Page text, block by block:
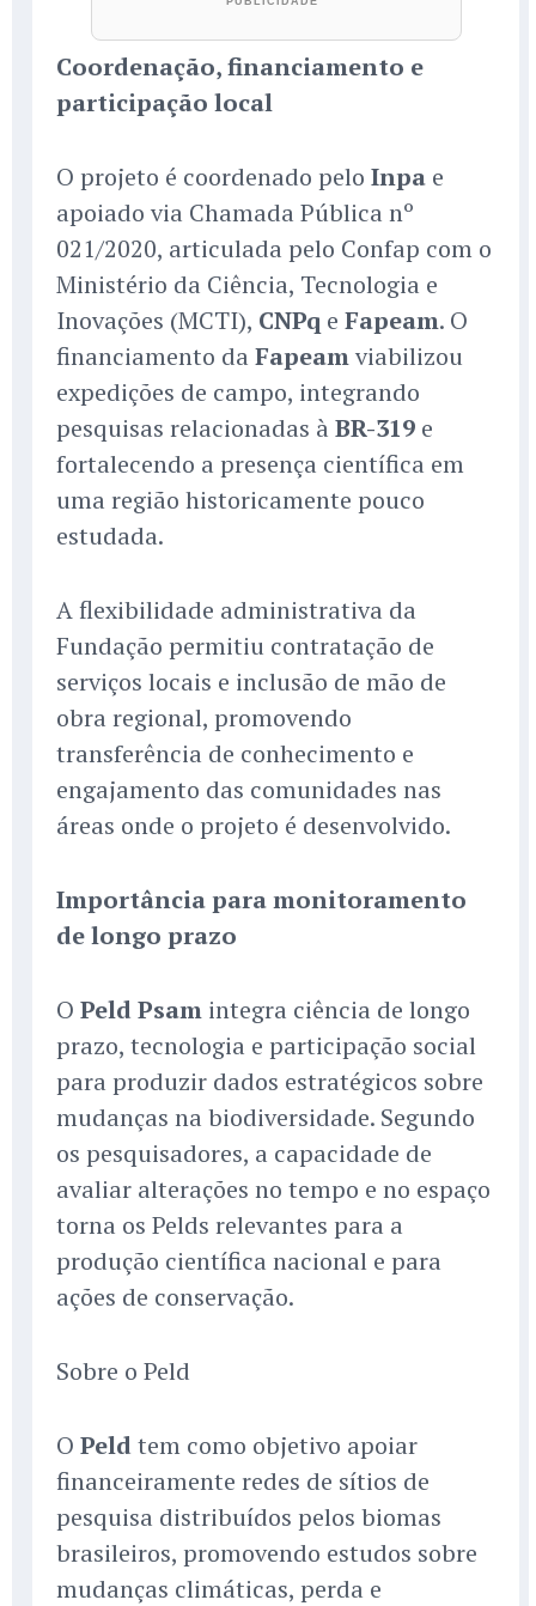
Coordenação, financiamento e
participação local
O projeto é coordenado pelo Inpa e
apoiado via Chamada Pública nº
021/2020, articulada pelo Confap com o
Ministério da Ciência, Tecnologia e
Inovações (MCTI), CNPq e Fapeam. O
financiamento da Fapeamviabilizou
expedições de campo, integrando
pesquisas relacionadas à BR-319 e
fortalecendo a presença científica em
uma região historicamente pouco
estudada.
A flexibilidade administrativa da
Fundação permitiu contratação de
serviços locais e inclusão de mão de
obra regional, promovendo
transferência de conhecimento e
engajamento das comunidades nas
áreas onde o projeto é desenvolvido.
Importância para monitoramento
de longo prazo
O Peld Psam integra ciência de longo
prazo, tecnologia e participação social
para produzir dados estratégicos sobre
mudanças na biodiversidade. Segundo
os pesquisadores, a capacidade de
avaliar alterações no tempo e no espaço
torna os Pelds relevantes para a
produção científica nacional e para
ações de conservação.
Sobre o Peld
O Peldtem como objetivo apoiar
financeiramente redes de sítios de
pesquisa distribuídos pelos biomas
brasileiros, promovendo estudos sobre
mudanças climáticas, perda e